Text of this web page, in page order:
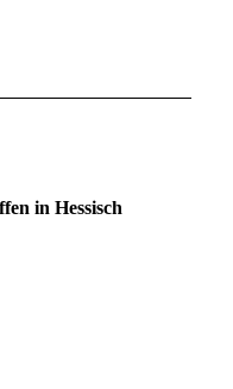
in Hessisch